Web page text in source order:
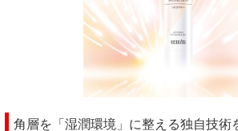
角層を「湿潤環境」に整える独自技術